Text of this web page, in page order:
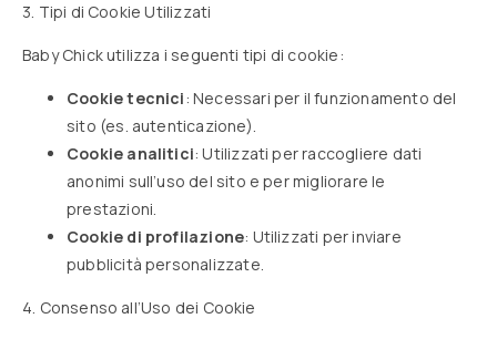
3. Tipi di Cookie Utilizzati
Baby Chick utilizza i seguenti tipi di cookie:
Cookie tecnici: Necessari per il funzionamento del
sito (es. autenticazione).
Cookie analitici: Utilizzati per raccogliere dati
anonimi sull’uso del sito e per migliorare le
prestazioni.
Cookie di profilazione: Utilizzati per inviare
pubblicità personalizzate.
4. Consenso all’Uso dei Cookie